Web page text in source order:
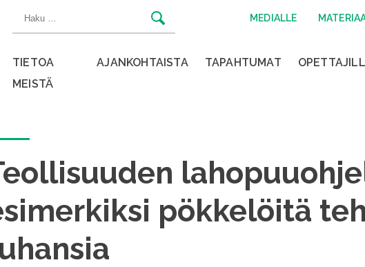
Haku: MEDIALLE
TIETOA
MEISTÄ
AJANKOHTAISTA TAPAHTUMAT
pökkelöitä